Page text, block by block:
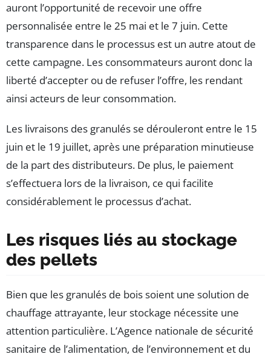
auront l’opportunité de recevoir une offre
personnalisée entre le 25 mai et le 7 juin. Cette
transparence dans le processus est un autre atout de
cette campagne. Les consommateurs auront donc la
liberté d’accepter ou de refuser l’offre, les rendant
ainsi acteurs de leur consommation.
Les livraisons des granulés se dérouleront entre le 15
juin et le 19 juillet, après une préparation minutieuse
de la part des distributeurs. De plus, le paiement
s’effectuera lors de la livraison, ce qui facilite
considérablement le processus d’achat.
Les risques liés au stockage
des pellets
Bien que les granulés de bois soient une solution de
chauffage attrayante, leur stockage nécessite une
attention particulière. L’Agence nationale de sécurité
sanitaire de l’alimentation, de l’environnement et du